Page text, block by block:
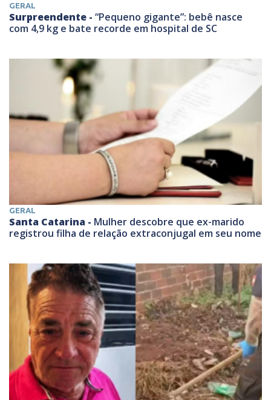
GERAL
Surpreendente - “Pequeno gigante”: bebê nasce
com 4,9 kg e bate recorde em hospital de SC
GERAL
Santa Catarina - Mulher descobre que ex-marido
registrou filha de relação extraconjugal em seu nome